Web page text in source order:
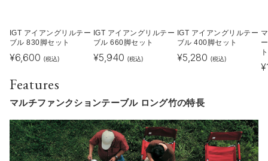
IGT アイアングリルテー
ブル 830脚セット
¥6,600 (税込)
IGT アイアングリルテー
ブル 660脚セット
¥5,940 (税込)
IGT アイアングリルテー
ブル 400脚セット
¥5,280 (税込)
¥
Features
マルチファンクションテーブル ロング竹の特長